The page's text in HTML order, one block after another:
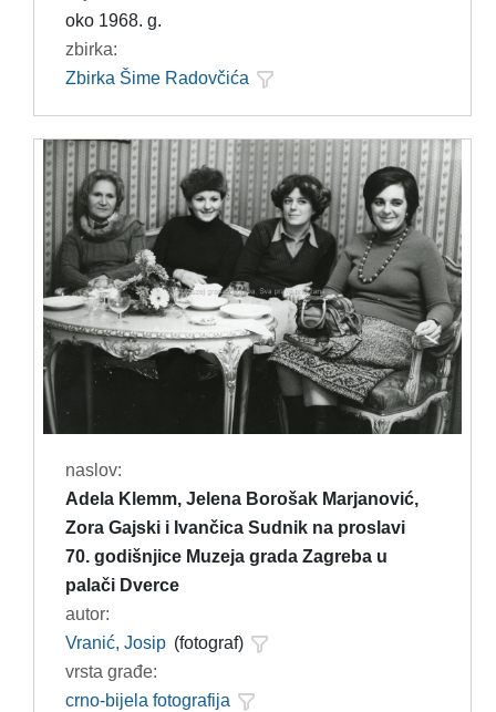
oko 1968. g.
zbirka:
Zbirka Šime Radovčića
naslov:
Adela Klemm, Jelena Borošak Marjanović,
Zora Gajski i Ivančica Sudnik na proslavi
70. godišnjice Muzeja grada Zagreba u
palači Dverce
autor:
Vranić, Josip (fotograf)
vrsta građe:
crno-bijela fotografija